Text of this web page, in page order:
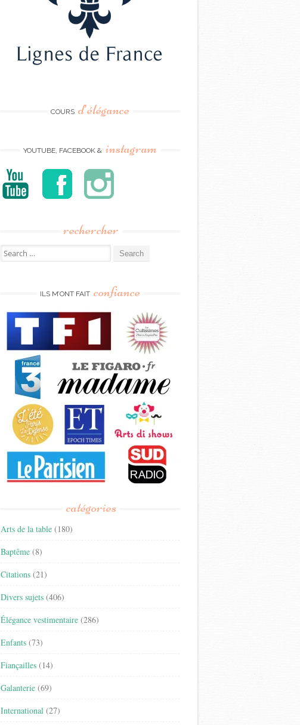
COURS d’élégance
YOUTUBE, FACEBOOK & instagram
rechercher
Search
for:
ILS M’ONT FAIT confiance
catégories
Arts de la table (180)
Baptême (8)
Citations (21)
Divers sujets (406)
Élégance vestimentaire (286)
Enfants (73)
Fiançailles (14)
Galanterie (69)
International (27)